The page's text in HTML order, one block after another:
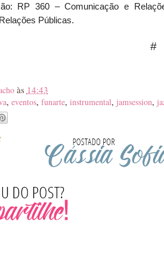
RP 360 – Comunicação e
Públicas.
#
às 14:43
, eventos, funarte, instrumental, jamsession,